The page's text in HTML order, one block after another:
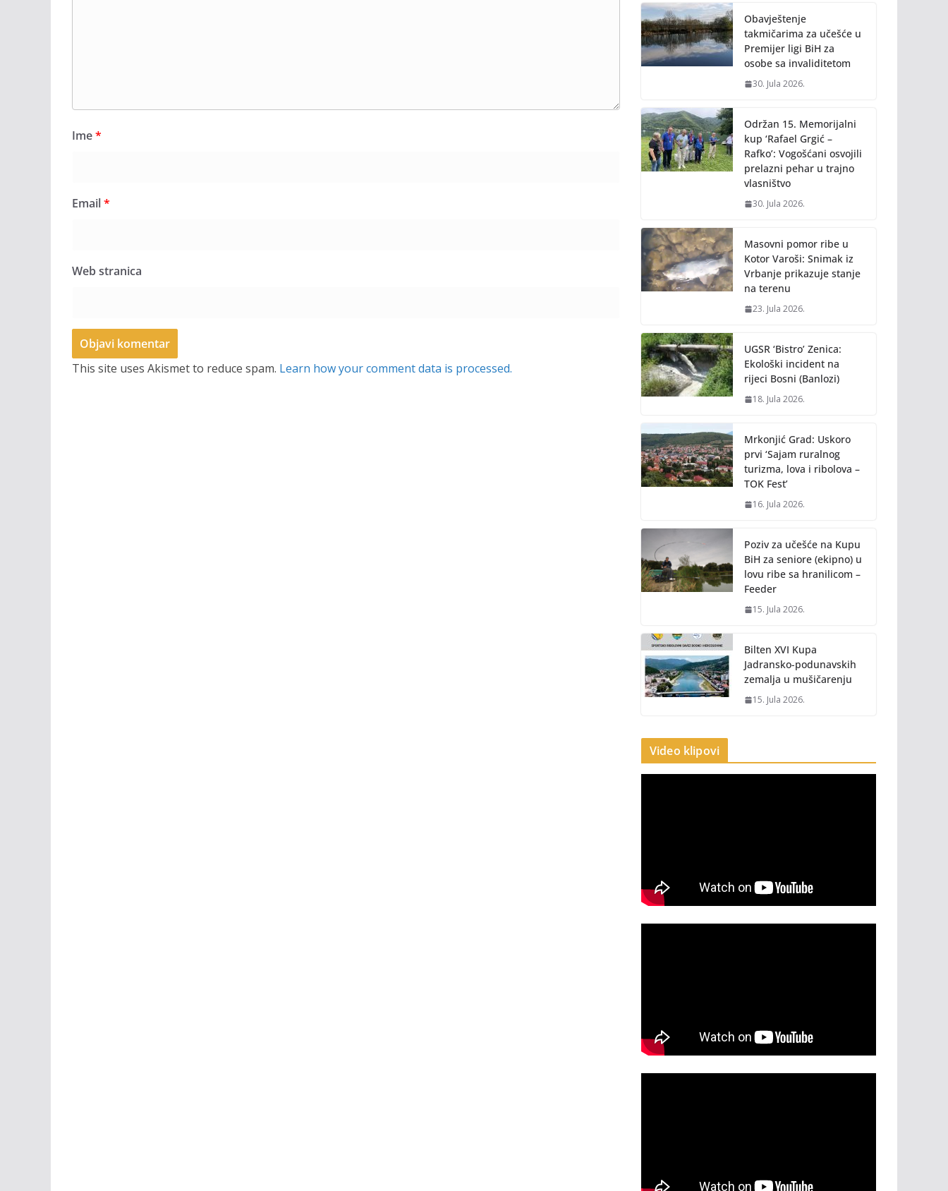
Ime*
Email*
Web stranica
This site uses Akismet to reduce spam. Learn how your comment data is processed.
o
k
n
k
Obavještenje
takmičarima za učešće u
Premijer ligi BiH za
osobe sa invaliditetom
30. Jula 2026.
Održan 15. Memorijalni
kup ‘Rafael Grgić –
Rafko’: Vogošćani osvojili
prelazni pehar u trajno
vlasništvo
30. Jula 2026.
Masovni pomor ribe u
Kotor Varoši: Snimak iz
Vrbanje prikazuje stanje
na terenu
23. Jula 2026.
UGSR ‘Bistro’ Zenica:
Ekološki incident na
rijeci Bosni (Banlozi)
18. Jula 2026.
Mrkonjić Grad: Uskoro
prvi ‘Sajam ruralnog
turizma, lova i ribolova –
TOK Fest’
16. Jula 2026.
Poziv za učešće na Kupu
BiH za seniore (ekipno) u
lovu ribe sa hranilicom –
Feeder
15. Jula 2026.
Bilten XVI Kupa
Jadransko-podunavskih
zemalja u mušičarenju
15. Jula 2026.
Video klipovi